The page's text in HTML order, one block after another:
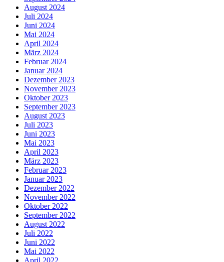
August 2024
Juli 2024
Juni 2024
Mai 2024
April 2024
März 2024
Februar 2024
Januar 2024
Dezember 2023
November 2023
Oktober 2023
September 2023
August 2023
Juli 2023
Juni 2023
Mai 2023
April 2023
März 2023
Februar 2023
Januar 2023
Dezember 2022
November 2022
Oktober 2022
September 2022
August 2022
Juli 2022
Juni 2022
Mai 2022